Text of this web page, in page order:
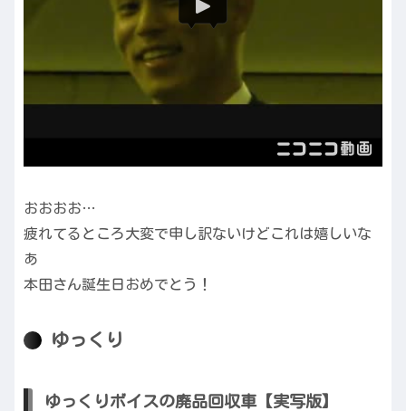
おおおお…
疲れてるところ大変で申し訳ないけどこれは嬉しいな
あ
本田さん誕生日おめでとう！
ゆっくり
ゆっくりボイスの廃品回収車【実写版】